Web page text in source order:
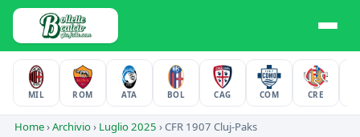
MIL ROM ATA BOL CAG COM CRE
Home›Archivio› Luglio 2025 ›CFR 1907 Cluj-Paks